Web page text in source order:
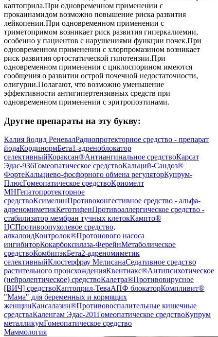
каптоприла.При одновременном применении с
прокаинамидом возможно повышение риска развития
лейкопении.При одновременном применении с
триметопримом возникает риск развития гиперкалиемии,
особенно у пациентов с нарушениями функции почек.При
одновременном применении с хлорпромазином возникает
риск развития ортостатической гипотензии.При
одновременном применении с циклоспорином имеются
сообщения о развитии острой почечной недостаточности,
олигурии.Полагают, что возможно уменьшение
эффективности антигипертензивных средств при
одновременном применении с эритропоэтинами.
Другие препараты на эту букву:
Калия йодид РеневалРадиопротекторное средство - препарат
йодаКординормБета1-адреноблокатор
селективныйКораксан®Антиангинальное средствоКарсат
Эдас-936Гомеопатическое средствоКальций-Сандоз®
ФортеКальциево-фосфорного обмена регуляторКупрум-
ПлюсГомеопатическое средствоКриомелт
МНГепатопротекторное
средствоКсимелинПротивоконгестивное средство - альфа-
адреномиметикКетотифенПротивоаллергическое средство -
стабилизатор мембран тучных клетокКампто®
ЦСПротивоопухолевое средство,
алкалоидКонтролок®Протонового насоса
ингибиторКокарбоксилаза-ФерейнМетаболическое
средствоКомбипэкБета2-адреномиметик
селективныйКлостерфрау МелисанаСедативное средство
растительного происхожденияКвентиакс®Антипсихотическое
(нейролептическое) средствоКалетра®Противовирусное
[ВИЧ] средствоКаптоприл-ТеваАПФ блокаторКомпливит®
"Мама" для беременных и кормящих
женщинКансалазин®Противовоспалительные кишечные
средстваКаленгам Эдас-201Гомеопатическое средствоКупрум
металликумГомеопатическое средство
Маммология